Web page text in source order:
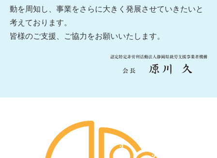
動を周知し、事業をさらに大きく発展させていきたいと
考えております。
皆様のご支援、ご協力をお願いいたします。